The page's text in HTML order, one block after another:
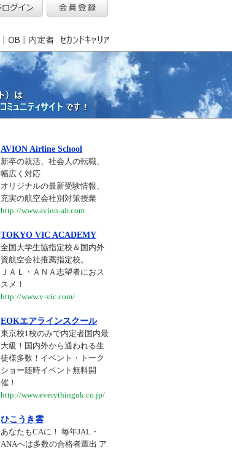
AVION Airline School
新卒の就活、社会人の転職、
幅広く対応
オリジナルの最新受験情報、
充実の航空会社別対策授業
http://www.avion-air.com
TOKYO VIC ACADEMY
全国大学生協指定校＆国内外
資航空会社推薦指定校。
ＪＡＬ・ＡＮＡ志望者におス
スメ！
http://www.v-vic.com/
EOKエアラインスクール
東京校1校のみで内定者国内最
大級！国内外から通われる生
徒様多数！イベント・トーク
ショー随時イベント無料開
催！
http://www.everythingok.co.jp/
ひこうき雲
あなたもCAに！ 毎年JAL・
ANAへは多数の合格者輩出 ア